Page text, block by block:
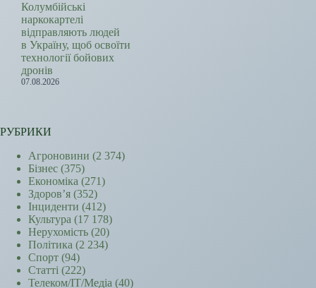
Колумбійські
наркокартелі
відправляють людей
в Україну, щоб освоїти
технології бойових
дронів
07.08.2026
РУБРИКИ
Агроновини (2 374)
Бізнес (375)
Економіка (271)
Здоров’я (352)
Інциденти (412)
Культура (17 178)
Нерухомість (20)
Політика (2 234)
Спорт (94)
Статті (222)
Телеком/ІТ/Медіа (40)